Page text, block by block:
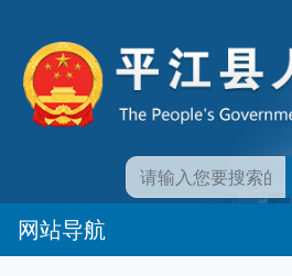
网站导航